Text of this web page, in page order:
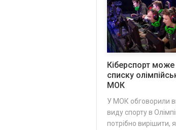
Кіберспорт може
списку
МОК
У МОК обговорили
виду спорту в
потрібно вирішити,